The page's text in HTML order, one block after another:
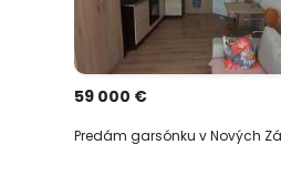
59 000 €
Predám garsónku v Nových